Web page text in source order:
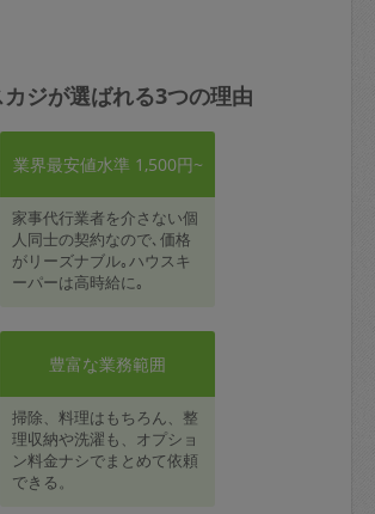
カジが選ばれる3つの理由
業界最安値水準 1,500円~
家事代行業者を介さない個
人同士の契約なので､価格
がリーズナブル｡ハウスキ
ーパーは高時給に｡
豊富な業務範囲
掃除、料理はもちろん、整
理収納や洗濯も、オプショ
ン料金ナシでまとめて依頼
できる。